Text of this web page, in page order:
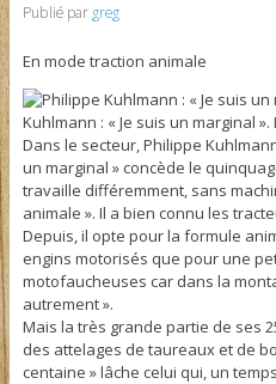
Publié par greg
En mode traction animale
Kuhlmann : « Je suis un marginal ».
Dans le secteur, Philippe
un marginal » concède le
travaille différemment, sans
animale ». Il a bien connu les
Depuis, il opte pour la formule
engins motorisés que pour une
motofaucheuses car dans la
autrement ».
Mais la très grande partie de ses
des attelages de taureaux et de
centaine » lâche celui qui, un